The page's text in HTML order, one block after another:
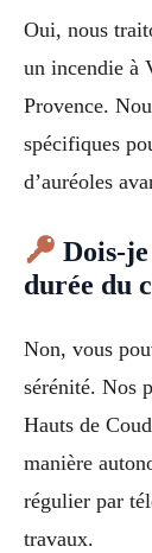
Oui, nous
un incendie à
Provence.
spécifiques
d’auréoles
Dois-
durée du
Non, vous
sérénité. Nos
Hauts de
manière
régulier par
travaux.